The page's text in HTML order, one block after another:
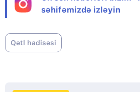
səhifəmizdə izləyin
Qətl hadisəsi